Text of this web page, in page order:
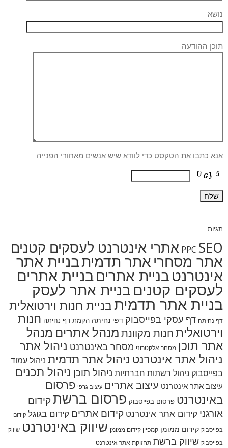
נושא
תוכן ההודעה
אנא כתבו את הטקסט כדי לוודא שיש אנשים מאחורי הפנייה
תגיות
PPC SEO אתרי אינטרנט לעסקים קטנים
אתר מסחריאתר תדמיתבניית אתר
אינטרנטבניית אתריםבניית אתרים
לעסקים קטניםבניית אתר לעסק
בניית אתר תדמית בניית חנות וירטואלית
דף נחיתה דף עסקי בפייסבוק דפי נחיתה הקמת דף נחיתה חנות
וירטואלית חנות מקוונת מנהל אתרים מנהל
אתר תוכן מסחר אלקטרוני מסחר באינטרנט ניהול אתר
ניהול אתר אינטרנט ניהול אתר תדמית ניהול עמוד
בפייסבוק ניהול רשתות חברתיות ניהול תוכן ניהול תכנים
עיצוב אתר אינטרנט עיצוב אתרים עיצוב גרפי פרסום
באינטרנט פרסום בפייסבוק פרסום ברשת קידום
אורגני קידום אתר אינטרנט קידום אתרים קידום בגוגל קידום
בפייסבוק קידום ממומן קמפיין קידום ממומן שיווק באינטרנט שיווק
בפייסבוק שיווק ברשת תחזוקת אתר אינטרנט